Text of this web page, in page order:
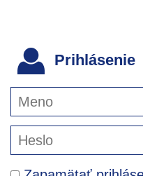
Prihlásenie